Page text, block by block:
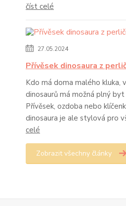
číst celé
27.05.2024
Přívěsek dinosaura z
Kdo má doma malého kluka,
dinosaurů má možná plný byt
Přívěsek, ozdoba nebo
dinosaura je ale stylová pro
celé
Zobrazit všechny články